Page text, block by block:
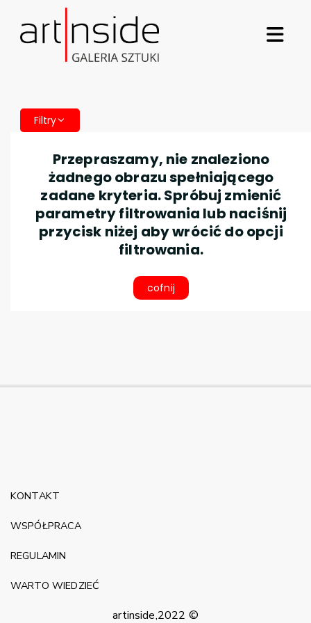
Filtry
Przepraszamy, nie znaleziono
żadnego obrazu spełniającego
zadane kryteria. Spróbuj zmienić
parametry filtrowania lub naciśnij
przycisk niżej aby wrócić do opcji
filtrowania.
cofnij
artinside,2022 ©
KONTAKT
WSPÓŁPRACA
REGULAMIN
WARTO WIEDZIEĆ